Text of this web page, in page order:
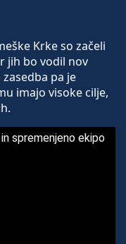
Krke so začeli
jih bo vodil nov
pa je
imajo visoke cilje,
spremenjeno ekipo